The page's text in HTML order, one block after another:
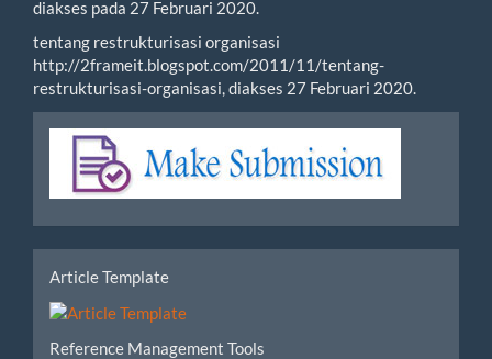
diakses pada 27 Februari 2020.
tentang restrukturisasi organisasi
http://2frameit.blogspot.com/2011/11/tentang-
restrukturisasi-organisasi, diakses 27 Februari 2020.
Make
Submission
tools
Article Template
Reference Management Tools